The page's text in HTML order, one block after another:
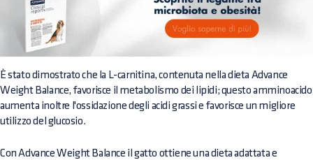
È stato dimostrato che la L-carnitina, contenuta nella dieta Advance
Weight Balance, favorisce il metabolismo dei lipidi; questo amminoacido
aumenta inoltre l'ossidazione degli acidi grassi e favorisce un migliore
utilizzo del glucosio.
Con Advance Weight Balance il gatto ottiene una dieta adattata e